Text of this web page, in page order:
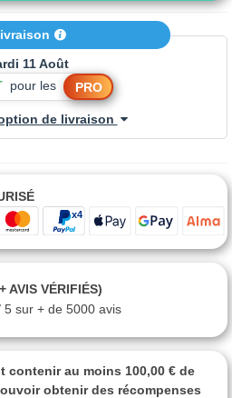
11 Août
pour les PRO
de livraison
AVIS VÉRIFIÉS)
5 sur + de 5000 avis
contenir au moins 100,00 € de
obtenir des récompenses